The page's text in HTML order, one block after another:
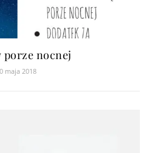
porze nocnej
maja 2018